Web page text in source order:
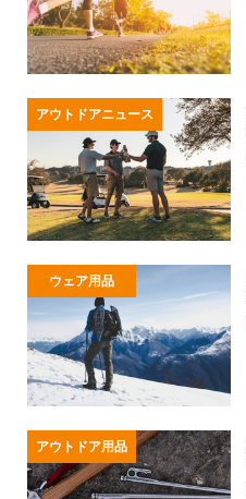
アウトドアニュース
ウェア用品
アウトドア用品